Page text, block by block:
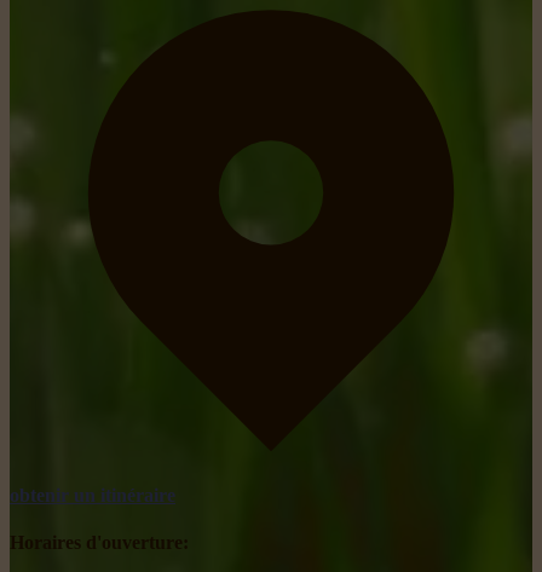
obtenir un itinéraire
Horaires d'ouverture: